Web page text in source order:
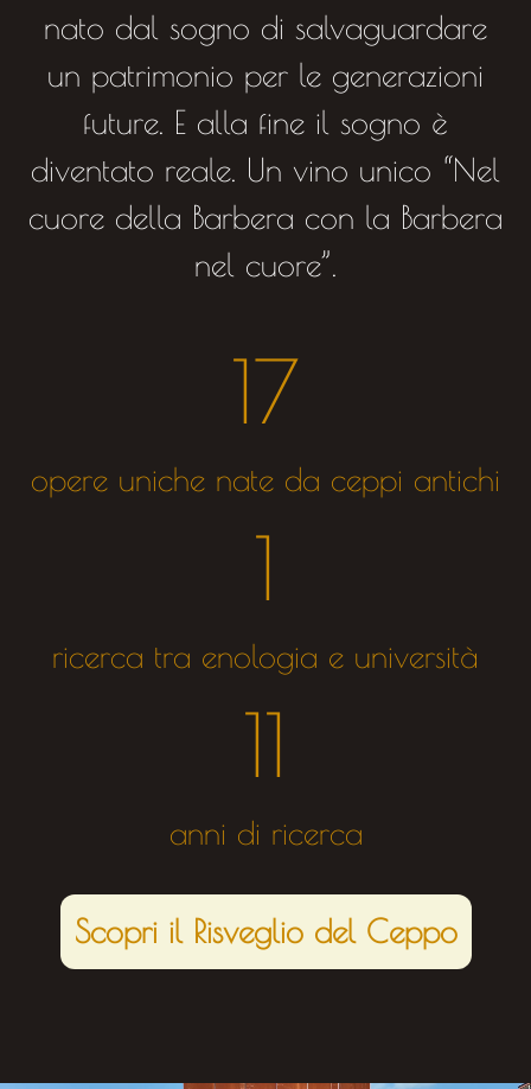
nato dal sogno di salvaguardare
un patrimonio per le generazioni
future. E alla fine il sogno è
diventato reale. Un vino unico “Nel
cuore della Barbera con la Barbera
nel cuore”.
17
opere uniche nate da ceppi antichi
1
ricerca tra enologia e università
11
anni di ricerca
Scopri il Risveglio del Ceppo